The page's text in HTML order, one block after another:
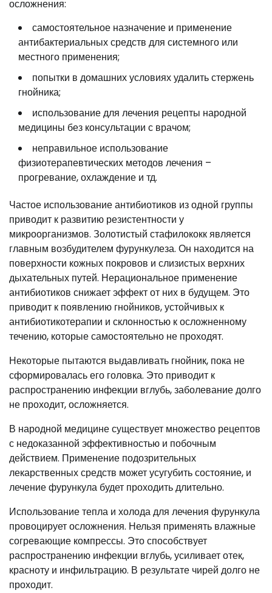
осложнения:
самостоятельное назначение и применение
антибактериальных средств для системного или
местного применения;
попытки в домашних условиях удалить стержень
гнойника;
использование для лечения рецепты народной
медицины без консультации с врачом;
неправильное использование
физиотерапевтических методов лечения –
прогревание, охлаждение и тд.
Частое использование антибиотиков из одной группы
приводит к развитию резистентности у
микроорганизмов. Золотистый стафилококк является
главным возбудителем фурункулеза. Он находится на
поверхности кожных покровов и слизистых верхних
дыхательных путей. Нерациональное применение
антибиотиков снижает эффект от них в будущем. Это
приводит к появлению гнойников, устойчивых к
антибиотикотерапии и склонностью к осложненному
течению, которые самостоятельно не проходят.
Некоторые пытаются выдавливать гнойник, пока не
сформировалась его головка. Это приводит к
распространению инфекции вглубь, заболевание долго
не проходит, осложняется.
В народной медицине существует множество рецептов
с недоказанной эффективностью и побочным
действием. Применение подозрительных
лекарственных средств может усугубить состояние, и
лечение фурункула будет проходить длительно.
Использование тепла и холода для лечения фурункула
провоцирует осложнения. Нельзя применять влажные
согревающие компрессы. Это способствует
распространению инфекции вглубь, усиливает отек,
красноту и инфильтрацию. В результате чирей долго не
проходит.